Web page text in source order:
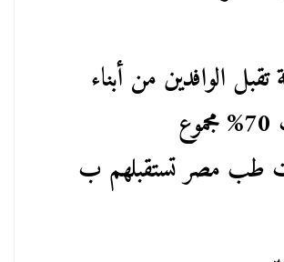
الوافدين من أبناء
طب مصر تستقبلهم ب